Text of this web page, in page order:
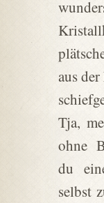
aus
Tja,
ohne
du
selbst